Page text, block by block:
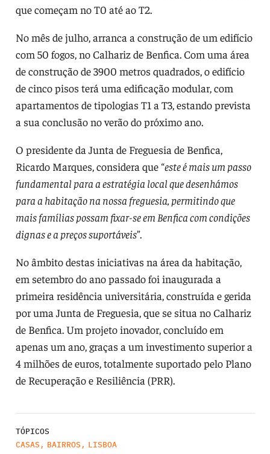
que começam no T0 até ao T2.
No mês de julho, arranca a construção de um edifício
com 50 fogos, no Calhariz de Benfica. Com uma área
de construção de 3900 metros quadrados, o edifício
de cinco pisos terá uma edificação modular, com
apartamentos de tipologias T1 a T3, estando prevista
a sua conclusão no verão do próximo ano.
O presidente da Junta de Freguesia de Benfica,
Ricardo Marques, considera que “este é mais um passo
fundamental para a estratégia local que desenhámos
para a habitação na nossa freguesia, permitindo que
mais famílias possam fixar-se em Benfica com condições
dignas e a preços suportáveis”.
No âmbito destas iniciativas na área da habitação,
em setembro do ano passado foi inaugurada a
primeira residência universitária, construída e gerida
por uma Junta de Freguesia, que se situa no Calhariz
de Benfica. Um projeto inovador, concluído em
apenas um ano, graças a um investimento superior a
4 milhões de euros, totalmente suportado pelo Plano
de Recuperação e Resiliência (PRR).
TÓPICOS
CASAS , BAIRROS , LISBOA